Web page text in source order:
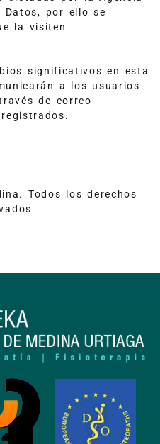
Datos, por ello se
la visiten
significativos en esta
a los usuarios
de correo
Todos los derechos